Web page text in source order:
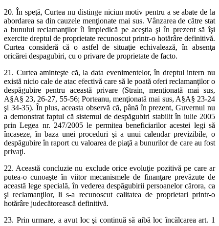
20. În speţă, Curtea nu distinge niciun motiv pentru a se abate de la
abordarea sa din cauzele menţionate mai sus. Vânzarea de către stat
a bunului reclamanţilor îi împiedică pe aceştia şi în prezent să îşi
exercite dreptul de proprietate recunoscut printr-o hotărâre definitivă.
Curtea consideră că o astfel de situaţie echivalează, în absenţa
oricărei despagubiri, cu o privare de proprietate de facto.
21. Curtea aminteşte că, la data evenimentelor, în dreptul intern nu
există nicio cale de atac efectivă care să le poată oferi reclamanţilor o
despăgubire pentru această privare (Strain, menţionată mai sus,
A§A§ 23, 26-27, 55-56; Porteanu, menţionată mai sus, A§A§ 23-24
şi 34-35). În plus, aceasta observă că, până în prezent, Guvernul nu
a demonstrat faptul că sistemul de despăgubiri stabilit în iulie 2005
prin Legea nr. 247/2005 le permitea beneficiarilor acestei legi să
încaseze, în baza unei proceduri şi a unui calendar previzibile, o
despăgubire în raport cu valoarea de piaţă a bunurilor de care au fost
privaţi.
22. Această concluzie nu exclude orice evoluţie pozitivă pe care ar
putea-o cunoaşte în viitor mecanismele de finanţare prevăzute de
această lege specială, în vederea despăgubirii persoanelor cărora, ca
şi reclamanţilor, li s-a recunoscut calitatea de proprietari printr-o
hotărâre judecătorească definitivă.
23. Prin urmare, a avut loc şi continuă să aibă loc încălcarea art. 1